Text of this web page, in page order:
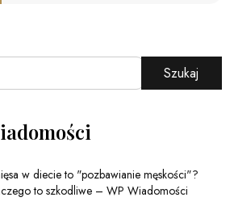
Szukaj
w diecie to "pozbawianie męskości"?
to szkodliwe – WP Wiadomości